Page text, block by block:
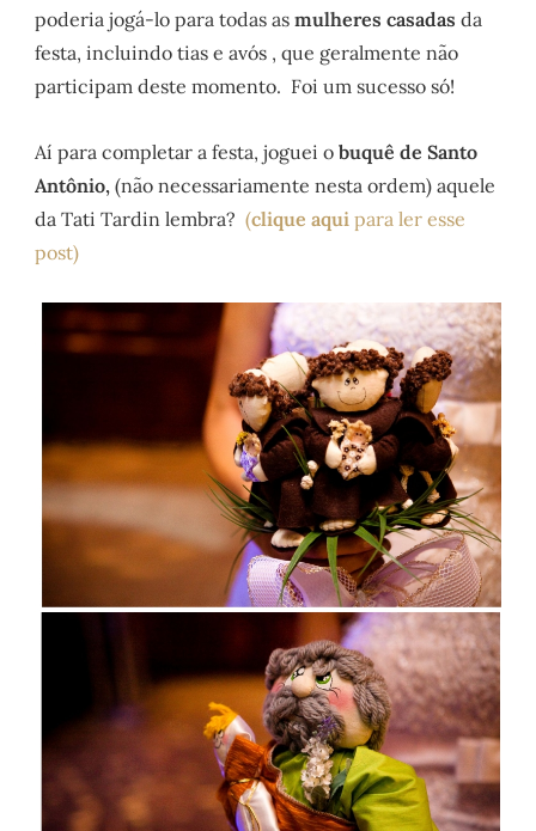
poderia jogá-lo para todas asmulheres casadas da
festa, incluindo tias e avós , que geralmente não
participam deste momento. Foi um sucesso só!
Aí para completar a festa, joguei o buquê de Santo
Antônio, (não necessariamente nesta ordem) aquele
da Tati Tardin lembra?(clique aquipara ler esse
post)